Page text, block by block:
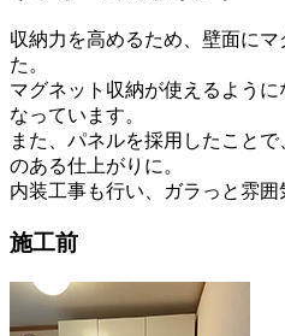
収納力を高めるため、壁面に
た。
マグネット収納が使えるよう
なっています。
また、パネルを採用したこと
のある仕上がりに。
内装工事も行い、ガラっと雰囲
施工前